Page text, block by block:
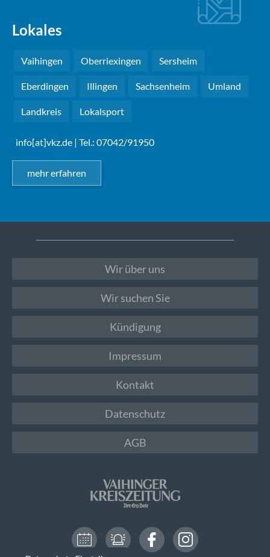
Lokales
Vaihingen Oberriexingen Sersheim
Eberdingen Illingen Sachsenheim Umland
Landkreis Lokalsport
info[at]vkz.de | Tel.: 07042/91950
mehr erfahren
Wir über uns
Wir suchen Sie
Kündigung
Impressum
Kontakt
Datenschutz
AGB